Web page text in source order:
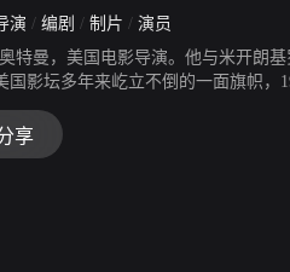
演 / 编剧 / 制片 / 演员
特曼，美国电影导演。他与米开朗
国影坛多年来屹立不倒的一面旗帜，
的高峰。2001年的《高斯福德庄园
作。
享